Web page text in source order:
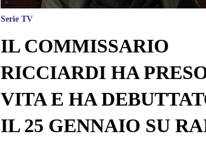
Serie TV
IL COMMISSARIO
RICCIARDI HA
VITA E HA
IL 25 GENNAIO SU